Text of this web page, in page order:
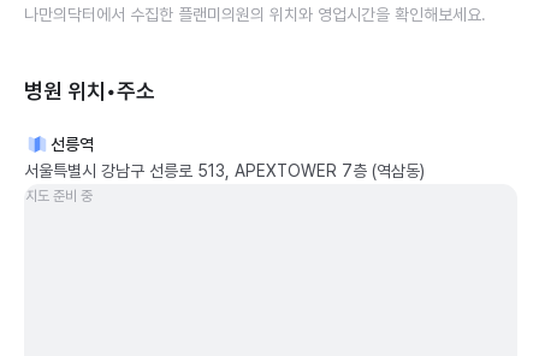
나만의닥터에서 수집한 플랜미의원의 위치와 영업시간을 확인해보세요.
병원 위치•주소
선릉역
서울특별시 강남구 선릉로 513, APEXTOWER 7층 (역삼동)
지도 준비 중